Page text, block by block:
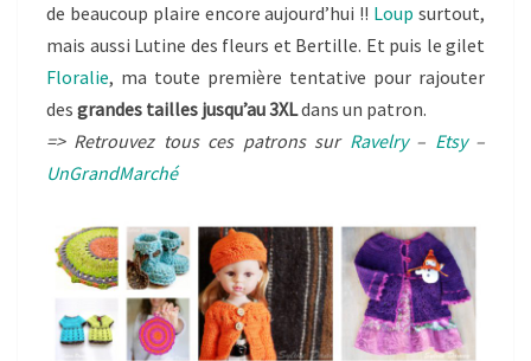
de beaucoup plaire encore aujourd’hui !! Loup surtout,
mais aussi Lutine des fleurs et Bertille. Et puis le gilet
Floralie, ma toute première tentative pour rajouter
des grandes tailles jusqu’au 3XLdans un patron.
=> Retrouvez tous ces patrons sur Ravelry– Etsy–
UnGrandMarché